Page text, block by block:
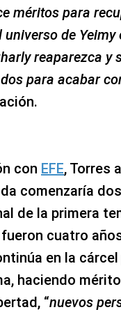
méritos para
universo de Yeimy
reaparezca y
para acabar
con EFE, Torres
comenzaría
de la primera
cuatro
en la
haciendo
“nuevos